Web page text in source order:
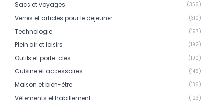
Chemises
Pochettes administratives
Liasses
Carnets
Sacs et voyages (356)
Verres et articles pour le déjeuner (310)
Technologie (197)
Plein air et loisirs (192)
Outils et porte-clés (190)
Cuisine et accessoires (149)
Maison et bien-être (136)
Vêtements et habillement (123)